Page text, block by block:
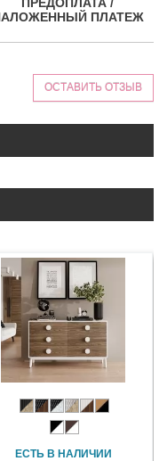
ПЛАТЕЖ
ОСТАВИТЬ ОТЗЫВ
ЕСТЬ В НАЛИЧИИ